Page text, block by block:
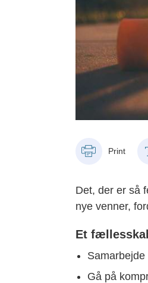
Print
Det, der er så
nye venner,
Et
Samarbejde
Gå på